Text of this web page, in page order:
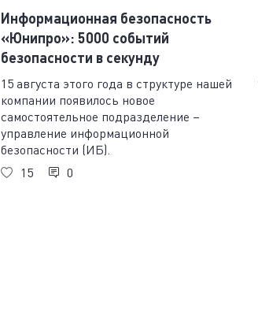
Информационная безопасность
«Юнипро»: 5000 событий
безопасности в секунду
15 августа этого года в структуре нашей
компании появилось новое
самостоятельное подразделение –
управление информационной
безопасности (ИБ).
15
0